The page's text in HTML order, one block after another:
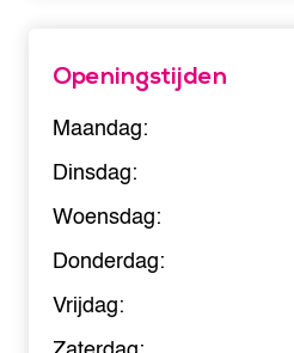
Openingstijden
Maandag:
Dinsdag:
Woensdag:
Donderdag:
Vrijdag: